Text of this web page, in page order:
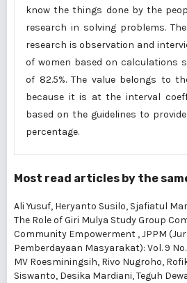
know the things done by the
research in solving problems.
research is observation and
of women based on calculations
of 82.5%. The value belongs to
because it is at the interval
based on the guidelines to
percentage.
Most read articles by the
Ali Yusuf, Heryanto Susilo, Sjafiatul
The Role of Giri Mulya Study Group
Community Empowerment ,JPPM
Pemberdayaan Masyarakat): Vol. 9
MV Roesminingsih, Rivo Nugroho,
Siswanto, Desika Mardiani, Teguh